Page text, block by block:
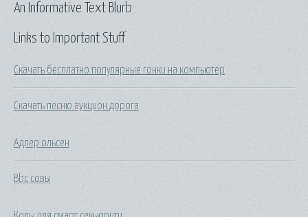
Links to Important Stuff
Скачать бесплатно популярные гонки на компьютер
Скачать песню аукцион дорога
Адлер ольсен
Bbc совы
An Informative Text Blurb